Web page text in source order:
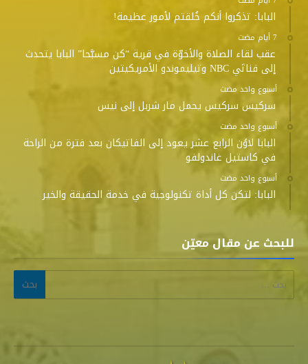
البابا: تذكروا أنكم خُلقتم لأمور عظيمة!
عقب لقاء الصلاة والأخوّة في قرية “كن مسبَّحا” البابا يتحدث
إلى قناتَي NBC وتيليموندو الأمريكيتين
‫‫‫‏‫أسبوع واحد مضت‬
سركيس سركيس يحمل مار شربل إلى نيس
‫‫‫‏‫أسبوع واحد مضت‬
البابا لاوُن الرابع عشر يعود إلى الفاتيكان بعد فترة من الراحة
في كاستيل غاندولفو
‫‫‫‏‫أسبوع واحد مضت‬
البابا: لتكن كل أداة تكنولوجية في خدمة الحقيقة والخير
للبحث عن مقال معيّن
البحث عن: